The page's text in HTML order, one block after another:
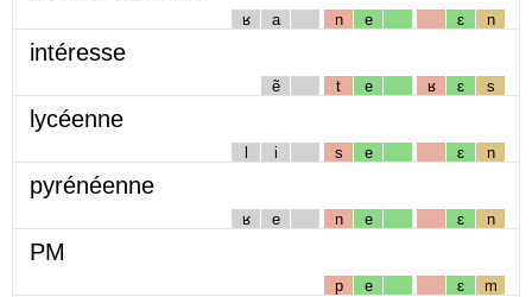
ʁ a n e ɛ n
intéresse
ẽ t e ʁ ɛ s
lycéenne
l i s e ɛ n
pyrénéenne
ʁ e n e ɛ n
PM
p e ɛ m